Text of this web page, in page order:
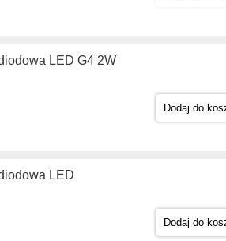
LED G4 2W
Dodaj do
LED
Dodaj do